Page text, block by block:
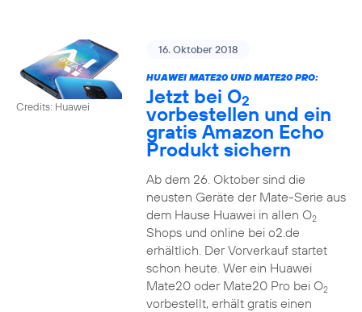
Credits: Huawei
16. Oktober 2018
HUAWEI MATE20 UND MATE20 PRO:
Jetzt bei O2
vorbestellen und ein
gratis Amazon Echo
Produkt sichern
Ab dem 26. Oktober sind die
neusten Geräte der Mate-Serie aus
dem Hause Huawei in allen O2
Shops und online bei o2.de
erhältlich. Der Vorverkauf startet
schon heute. Wer ein Huawei
Mate20 oder Mate20 Pro bei O2
vorbestellt, erhält gratis einen